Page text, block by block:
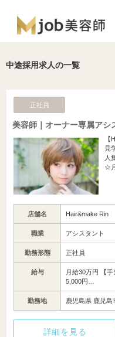
中途採用求人の一覧
正社員
美容師｜オーナー専属アシ
見
人
☆
店舗名 Hair&make Rin
職業 アシスタント
勤務形態 正社員
給与
月給30万円 【
5,000円…
勤務地 鹿児島県 鹿児島
詳細を見る